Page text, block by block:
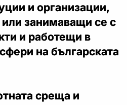
и организации,
занимаващи се с
и работещи в
на българската
среща и